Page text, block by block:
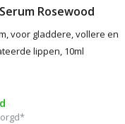
Rosewood
voor gladdere, vollere en
lippen, 10ml